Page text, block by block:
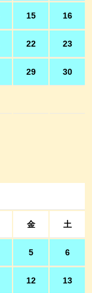
15 16
22 23
29 30
金 土
5 6
12 13